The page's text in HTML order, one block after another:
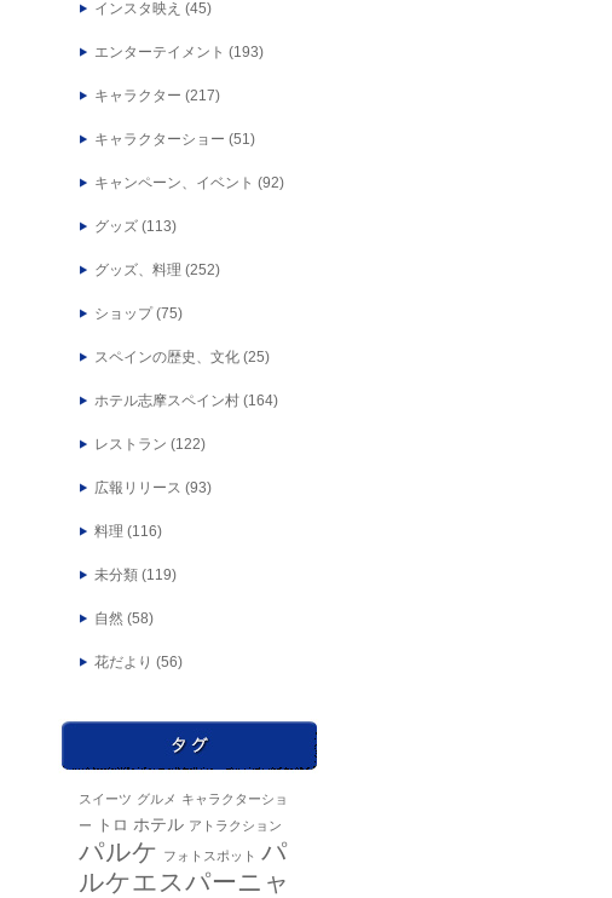
インスタ映え (45)
エンターテイメント (193)
キャラクター (217)
キャラクターショー (51)
キャンペーン、イベント (92)
グッズ (113)
グッズ、料理 (252)
ショップ(75)
スペインの歴史、文化 (25)
ホテル志摩スペイン村 (164)
レストラン (122)
広報リリース (93)
料理 (116)
未分類 (119)
自然 (58)
花だより (56)
スイーツ グルメ キャラクターショ
ー
トロ ホテル アトラクション
パルケ フォトスポット パ
ルケエスパーニャ